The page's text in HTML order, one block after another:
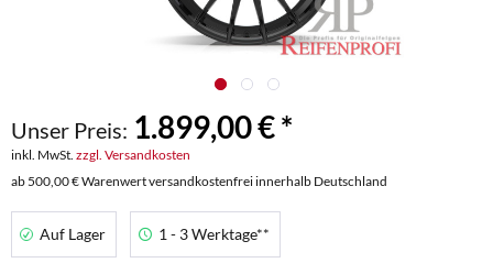
Unser Preis: 1.899,00 € *
inkl. MwSt. zzgl. Versandkosten
ab 500,00 € Warenwert versandkostenfrei innerhalb Deutschland
Auf Lager 1 - 3 Werktage**